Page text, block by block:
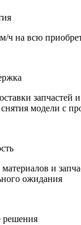
ч на всю
запчастей
модели с
и
ожидания
решения